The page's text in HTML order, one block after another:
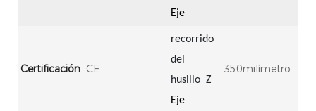
Eje
Certificación CE
recorrido
del
husillo Z
Eje
350milímetro